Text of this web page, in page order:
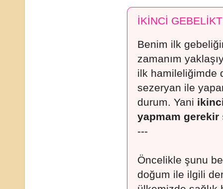
İKİNCİ
Benim ilk
zamanım
ilk hamileliğimde
sezeryan ile
durum. Yani
yapmam gerekir
---
Öncelikle şunu
doğum ile ilgili